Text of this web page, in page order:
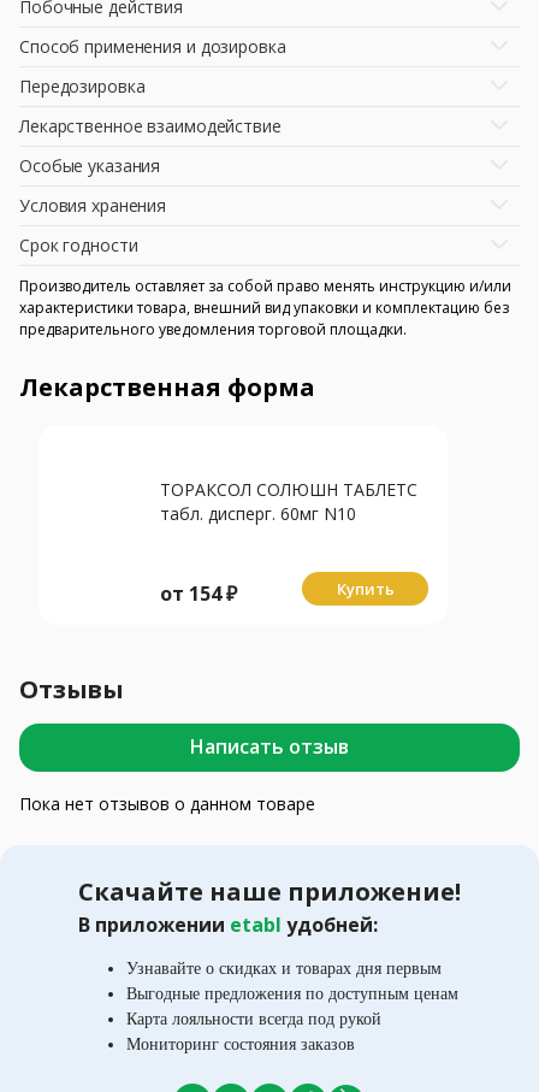
Побочные действия
Способ применения и дозировка
Передозировка
Лекарственное взаимодействие
Особые указания
Условия хранения
Срок годности
Производитель оставляет за собой право менять инструкцию и/или
характеристики товара, внешний вид упаковки и комплектацию без
предварительного уведомления торговой площадки.
Лекарственная форма
ТОРАКСОЛ СОЛЮШН ТАБЛЕТС
табл. дисперг. 60мг N10
от 154₽ Купить
Отзывы
Написать отзыв
Пока нет отзывов о данном товаре
Скачайте наше приложение!
В приложении etabl удобней:
Узнавайте о скидках и товарах дня первым
Выгодные предложения по доступным ценам
Карта лояльности всегда под рукой
Мониторинг состояния заказов